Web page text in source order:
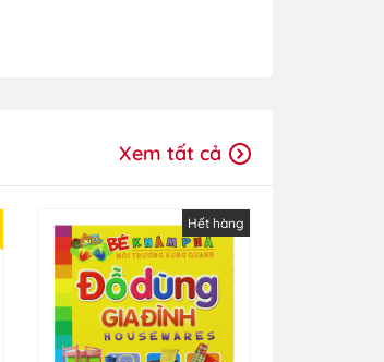
Xem tất cả
Hết hàng